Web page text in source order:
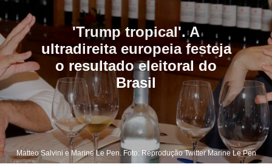
'Trump tropical'. A
ultradireita europeia festeja
o resultado eleitoral do
Brasil
Matteo Salvini e Marine Le Pen. Foto: Reprodução Twitter Marine Le Pen